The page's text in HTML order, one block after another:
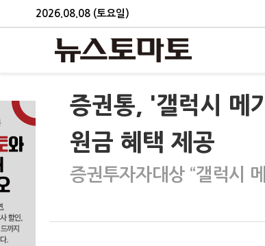
2026.08.08 (토요일)
증권통, '갤럭시 메
원금 혜택 제공
증권투자자대상 “갤럭시